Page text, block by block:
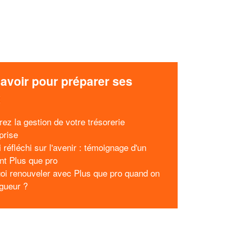
pour préparer ses
la gestion de votre trésorerie
réfléchi sur l'avenir : témoignage d'un
Plus que pro
renouveler avec Plus que pro quand on
?